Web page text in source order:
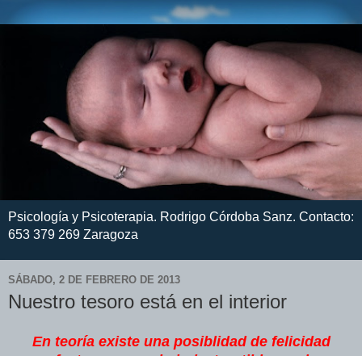
Psicología y Psicoterapia. Rodrigo Córdoba Sanz. Contacto:
653 379 269 Zaragoza
SÁBADO, 2 DE FEBRERO DE 2013
Nuestro tesoro está en el interior
En teoría existe una posiblidad de felicidad